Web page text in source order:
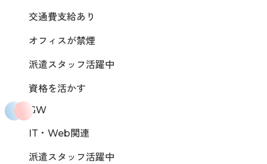
交通費支給あり
オフィスが禁煙
派遣スタッフ活躍中
資格を活かす
GW
IT・Web関連
派遣スタッフ活躍中